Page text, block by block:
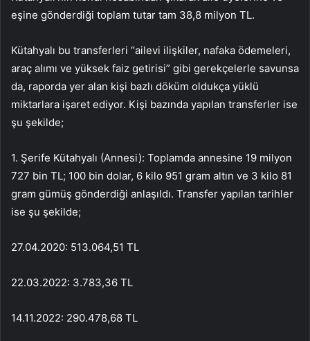
eşine gönderdiği toplam tutar tam 38,8 milyon TL.
Kütahyalı bu transferleri “ailevi ilişkiler, nafaka ödemeleri,
araç alımı ve yüksek faiz getirisi” gibi gerekçelerle savunsa
da, raporda yer alan kişi bazlı döküm oldukça yüklü
miktarlara işaret ediyor. Kişi bazında yapılan transferler ise
şu şekilde;
1. Şerife Kütahyalı (Annesi): Toplamda annesine 19 milyon
727 bin TL; 100 bin dolar, 6 kilo 951 gram altın ve 3 kilo 81
gram gümüş gönderdiği anlaşıldı. Transfer yapılan tarihler
ise şu şekilde;
27.04.2020: 513.064,51 TL
22.03.2022: 3.783,36 TL
14.11.2022: 290.478,68 TL